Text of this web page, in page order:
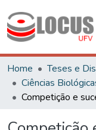
Home
Teses e